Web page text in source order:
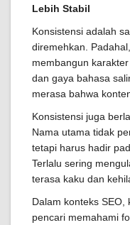
Lebih Stabil
Konsistensi adalah
diremehkan.
membangun
dan gaya bahasa
merasa bahwa
Konsistensi juga
Nama utama tidak
tetapi harus hadir
Terlalu sering
terasa kaku dan
Dalam konteks SEO,
pencari memahami